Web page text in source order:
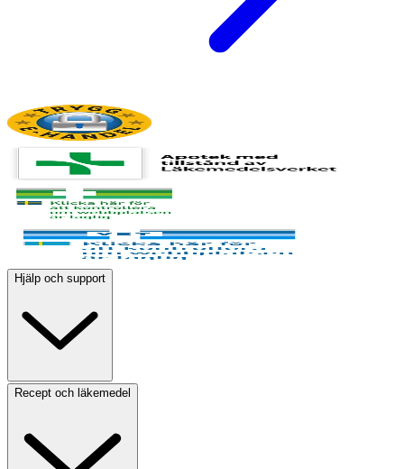
Hjälp och support
Recept och läkemedel